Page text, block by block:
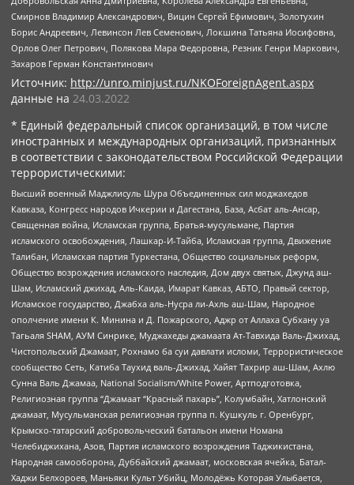
Смирнов Владимир Александрович, Вицин Сергей Ефимович, Золотухин
Борис Андреевич, Левинсон Лев Семенович, Локшина Татьяна Иосифовна,
Орлов Олег Петрович, Полякова Мара Федоровна, Резник Генри Маркович,
Захаров Герман Константинович
Источник: http://unro.minjust.ru/NKOForeignAgent.aspx
данные на 24.03.2022
* Единый федеральный список организаций, в том числе
иностранных и международных организаций, признанных
в соответствии с законодательством Российской Федерации
террористическими:
Высший военный Маджлисуль Шура Объединенных сил моджахедов
Кавказа, Конгресс народов Ичкерии и Дагестана, База, Асбат аль-Ансар,
Священная война, Исламская группа, Братья-мусульмане, Партия
исламского освобождения, Лашкар-И-Тайба, Исламская группа, Движение
Талибан, Исламская партия Туркестана, Общество социальных реформ,
Общество возрождения исламского наследия, Дом двух святых, Джунд аш-
Шам, Исламский джихад, Аль-Каида, Имарат Кавказ, АБТО, Правый сектор,
Исламское государство, Джабха аль-Нусра ли-Ахль аш-Шам, Народное
ополчение имени К. Минина и Д. Пожарского, Аджр от Аллаха Субхану уа
Тагьаля SHAM, АУМ Синрике, Муджахеды джамаата Ат-Тавхида Валь-Джихад,
Чистопольский Джамаат, Рохнамо ба суи давлати исломи, Террористическое
сообщество Сеть, Катиба Таухид валь-Джихад, Хайят Тахрир аш-Шам, Ахлю
Сунна Валь Джамаа, National Socialism/White Power, Артподготовка,
Религиозная группа “Джамаат “Красный пахарь”, Колумбайн, Хатлонский
джамаат, Мусульманская религиозная группа п. Кушкуль г. Оренбург,
Крымско-татарский добровольческий батальон имени Номана
Челебиджихана, Азов, Партия исламского возрождения Таджикистана,
Народная самооборона, Дуббайский джамаат, московская ячейка, Батал-
Хаджи Белхороев, Маньяки Культ Убийц, Молодёжь Которая Улыбается,